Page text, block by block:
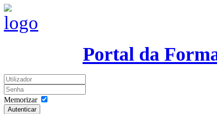
Portal da
Memorizar
Autenticar